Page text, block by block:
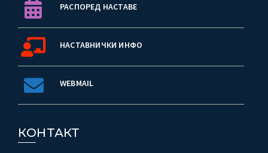
РАСПОРЕД НАСТАВЕ
НАСТАВНИЧКИ ИНФО
WEBMAIL
КОНТАКТ